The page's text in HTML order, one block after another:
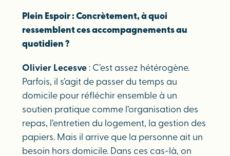
Plein Espoir : Concrètement, à quoi
ressemblent ces accompagnements au
quotidien ?
Olivier Lecesve : C’est assez hétérogène.
Parfois, il s’agit de passer du temps au
domicile pour réfléchir ensemble à un
soutien pratique comme l’organisation des
repas, l’entretien du logement, la gestion des
papiers. Mais il arrive que la personne ait un
besoin hors domicile. Dans ces cas-là, on